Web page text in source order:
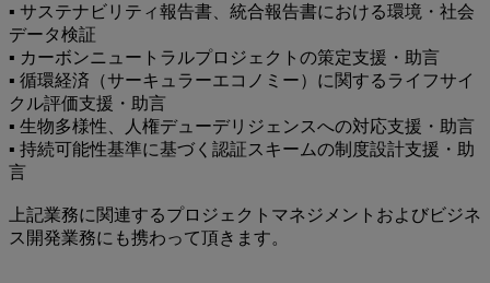
▪ サステナビリティ報告書、統合報告書における環境・社会
データ検証
▪ カーボンニュートラルプロジェクトの策定支援・助言
▪ 循環経済（サーキュラーエコノミー）に関するライフサイ
クル評価支援・助言
▪ 生物多様性、人権デューデリジェンスへの対応支援・助言
▪ 持続可能性基準に基づく認証スキームの制度設計支援・助
言
上記業務に関連するプロジェクトマネジメントおよびビジネ
ス開発業務にも携わって頂きます。